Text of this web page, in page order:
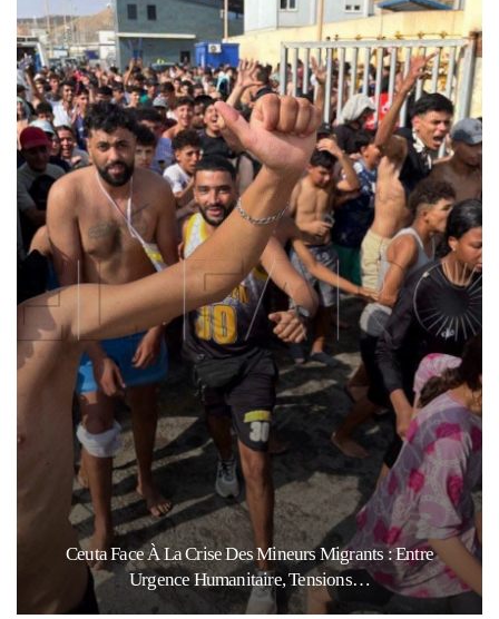
Ceuta Face À La Crise Des Mineurs Migrants : Entre
Urgence Humanitaire, Tensions…